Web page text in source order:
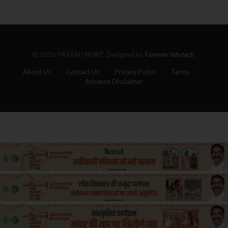
© 2026 PRATAH NEWZ. Designed by Forever Infotech.
About Us Contact Us Privacy Policy
Terms
Adsense Disclaimer